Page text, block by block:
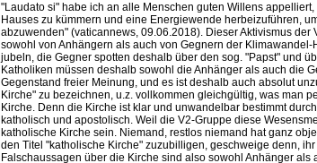
"Laudato si" habe ich an alle Menschen guten Willens
Hauses zu kümmern und eine Energiewende herbeizuführen,
abzuwenden" (vaticannews, 09.06.2018). Dieser Aktivismus
sowohl von Anhängern als auch von Gegnern der
jubeln, die Gegner spotten deshalb über den sog. "Papst" und
Katholiken müssen deshalb sowohl die Anhänger als auch die
Gegenstand freier Meinung, und es ist deshalb auch absolut
Kirche" zu bezeichnen, u.z. vollkommen gleichgültig, was man
Kirche. Denn die Kirche ist klar und unwandelbar bestimmt
katholisch und apostolisch. Weil die V2-Gruppe diese
katholische Kirche sein. Niemand, restlos niemand hat ganz
den Titel "katholische Kirche" zuzubilligen, geschweige denn,
Falschaussagen über die Kirche sind also sowohl Anhänger